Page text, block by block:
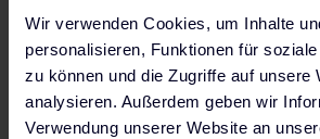
Wir verwenden Cookies, um Inhalte
personalisieren, Funktionen für
zu können und die Zugriffe auf unsere
analysieren. Außerdem geben wir
Verwendung unserer Website an
(11 kW, Steckdose Typ 2, RFID/APP,
1.6, AC, DC + 6mA)
849,00 € 939,00 €